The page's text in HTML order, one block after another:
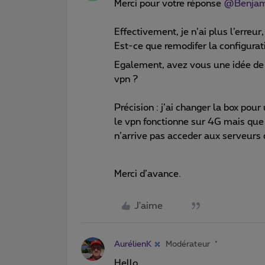
Merci pour votre réponse
Effectivement, je n’ai plus
Est-ce que remodifer la
Egalement, avez vous une idée
vpn ?
Précision : j’ai changer la box
le vpn fonctionne sur 4G mais
n’arrive pas acceder aux
Merci d’avance.
J'aime
AurélienK Modérateur